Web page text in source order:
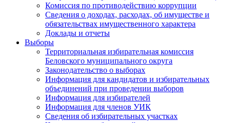
Комиссия по противодействию коррупции
Сведения о доходах, расходах, об имуществе и
обязательствах имущественного характера
Доклады и отчеты
Выборы
Территориальная избирательная комиссия
Беловского муниципального округа
Законодательство о выборах
Информация для кандидатов и избирательных
объединений при проведении выборов
Информация для избирателей
Информация для членов УИК
Сведения об избирательных участках